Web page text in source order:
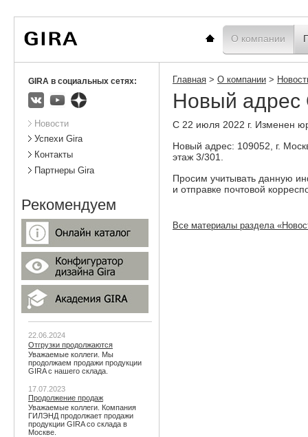
Главная
О компании
Главная > О компании >
Новый
С 22 июля 2022 г. Изменен
Новый адрес: 109052, г.
этаж 3/301.
Просим учитывать данную
и отправке почтовой
Все материалы раздела
GIRA в социальных сетях:
Подразделы
Новости
Успехи Gira
Контакты
Партнеры Gira
Рекомендуем
22.06.2024
Отгрузки продолжаются
Уважаемые коллеги. Мы
продолжаем продажи продукции
GIRA с нашего склада.
17.07.2023
Продолжение продаж
Уважаемые коллеги. Компания
ГИЛЭНД продолжает продажи
продукции GIRA со склада в
Москве.